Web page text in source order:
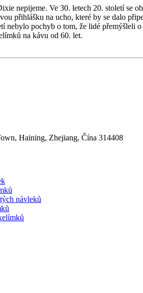
nepijeme. Ve 30. letech 20. století
přihlášku na ucho, které by se dalo
nebylo pochyb o tom, že lidé přemýšleli
na kávu od 60. let.
Haining, Zhejiang, Čína 314408
návleků